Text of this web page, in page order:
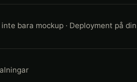
bara mockup · Deployment på